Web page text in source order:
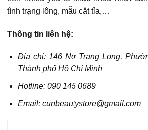
tình trạng lông, mẫu cắt tỉa,…
Thông tin liên hệ:
Địa chỉ: 146 Nơ Trang Long,
Thành phố Hồ Chí Minh
Hotline: 090 145 0689
Email: cunbeautystore@gmail.com